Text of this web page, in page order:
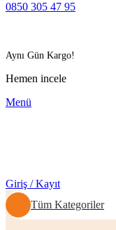
0850 305 47 95
Aynı Gün Kargo!
Hemen incele
Menü
Giriş / Kayıt
Tüm Kategoriler